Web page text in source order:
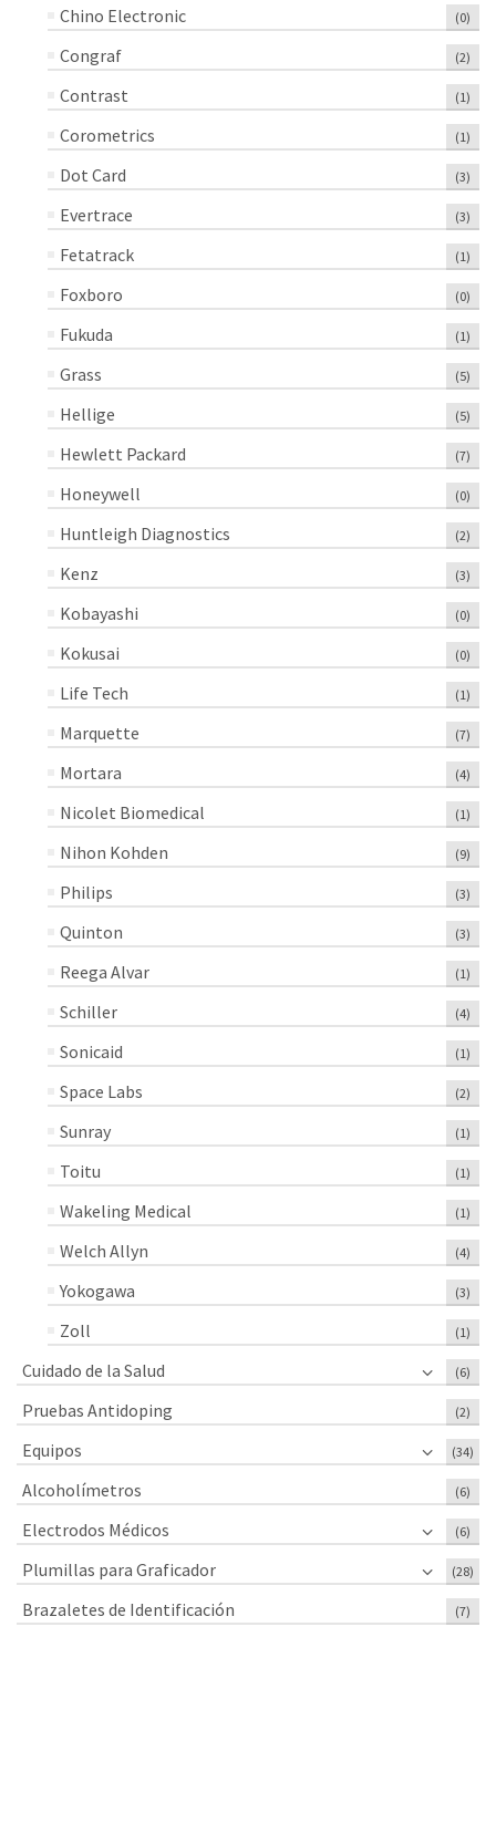
Chino Electronic (0)
Congraf (2)
Contrast (1)
Corometrics (1)
Dot Card (3)
Evertrace (3)
Fetatrack (1)
Foxboro (0)
Fukuda (1)
Grass (5)
Hellige (5)
Hewlett Packard (7)
Honeywell (0)
Huntleigh Diagnostics (2)
Kenz (3)
Kobayashi (0)
Kokusai (0)
Life Tech (1)
Marquette (7)
Mortara (4)
Nicolet Biomedical (1)
Nihon Kohden (9)
Philips (3)
Quinton (3)
Reega Alvar (1)
Schiller (4)
Sonicaid (1)
Space Labs (2)
Sunray (1)
Toitu (1)
Wakeling Medical (1)
Welch Allyn (4)
Yokogawa (3)
Zoll (1)
Cuidado de la Salud (6)
Pruebas Antidoping (2)
Equipos (34)
Alcoholímetros (6)
Electrodos Médicos (6)
Plumillas para Graficador (28)
Brazaletes de Identificación (7)